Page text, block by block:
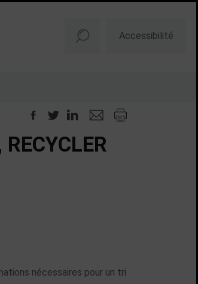
Accessibilité
nécessaires pour un tri